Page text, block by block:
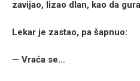
zavijao, lizao dlan, kao da
Lekar je zastao, pa šapnuo:
— Vraća se…